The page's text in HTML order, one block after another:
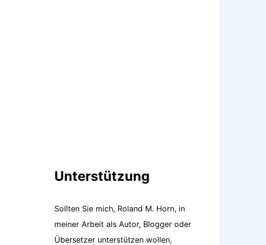
Unterstützung
Sollten Sie mich, Roland M. Horn, in
meiner Arbeit als Autor, Blogger oder
Übersetzer unterstützen wollen,